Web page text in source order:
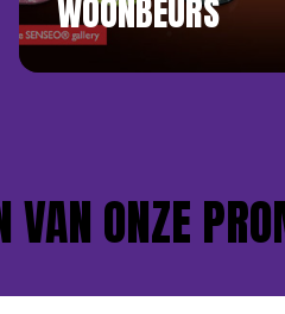
WOONBEURS
ONZE